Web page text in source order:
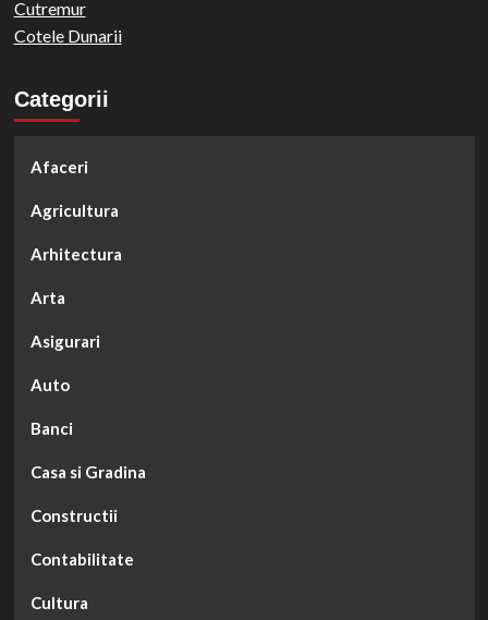
Cutremur
Cotele Dunarii
Categorii
Afaceri
Agricultura
Arhitectura
Arta
Asigurari
Auto
Banci
Casa si Gradina
Constructii
Contabilitate
Cultura